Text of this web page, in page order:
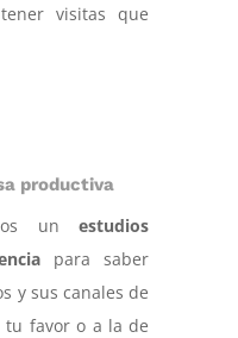
visitas que
productiva
unestudios
para saber
y sus canales de
tu favor o a la de